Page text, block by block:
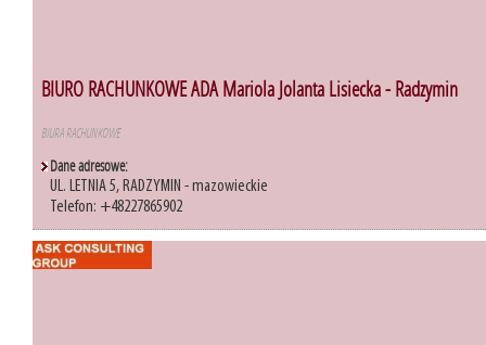
BIURO RACHUNKOWE ADA Mariola Jolanta Lisiecka - Radzymin
BIURA RACHUNKOWE
Dane adresowe:
UL. LETNIA 5, RADZYMIN - mazowieckie
Telefon: +48227865902